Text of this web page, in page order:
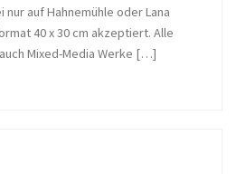
auf Hahnemühle oder Lana
40 x 30 cm akzeptiert. Alle
Mixed-Media Werke […]